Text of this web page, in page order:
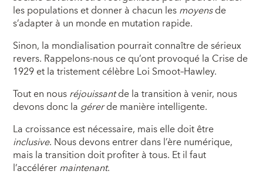
les populations et donner à chacun lesmoyensde
s’adapter à un monde en mutation rapide.
Sinon, la mondialisation pourrait connaître de sérieux
revers. Rappelons-nous ce qu’ont provoqué la Crise de
1929 et la tristement célèbre Loi Smoot–Hawley.
Tout en nousréjouissantde la transition à venir, nous
devons donc lagérerde manière intelligente.
La croissance est nécessaire, mais elle doit être
inclusive. Nous devons entrer dans l’ère numérique,
mais la transition doit profiter à tous. Et il faut
l’accélérermaintenant.